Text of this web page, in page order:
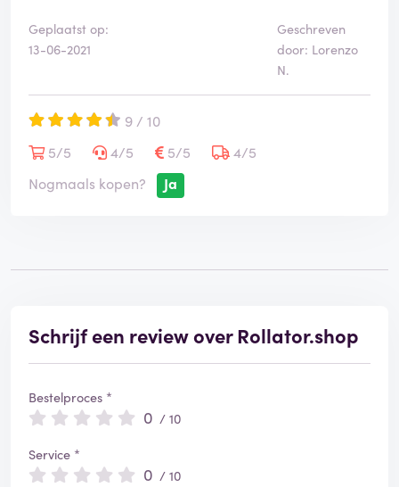
Geplaatst op:
13-06-2021
Geschreven
door: Lorenzo
N.
9 / 10
5/5
4/5 5/5
4/5
Nogmaals kopen?
Ja
Schrijf een review over Rollator.shop
Bestelproces *
0 / 10
Service *
0 / 10